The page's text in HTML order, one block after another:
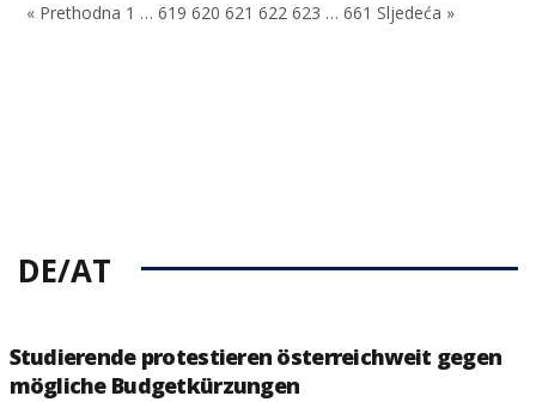
« Prethodna 1 … 619 620 621 622 623 … 661 Sljedeća »
DE/AT
Studierende protestieren österreichweit gegen
mögliche Budgetkürzungen